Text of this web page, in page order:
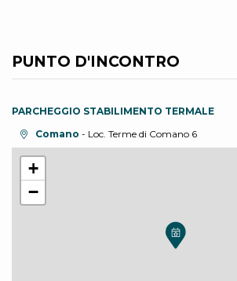
PUNTO D'INCONTRO
+
−
PARCHEGGIO STABILIMENTO TERMALE
Località:Comano - Loc. Terme di Comano 6